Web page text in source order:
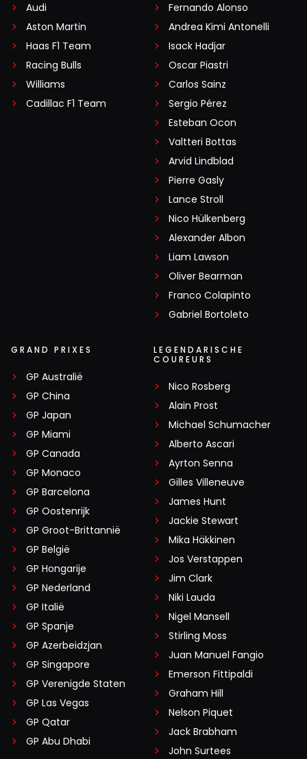
Audi
Aston Martin
Haas F1 Team
Racing Bulls
Williams
Cadillac F1 Team
Fernando Alonso
Andrea Kimi Antonelli
Isack Hadjar
Oscar Piastri
Carlos Sainz
Sergio Pérez
Esteban Ocon
Valtteri Bottas
Arvid Lindblad
Pierre Gasly
Lance Stroll
Nico Hülkenberg
Alexander Albon
Liam Lawson
Oliver Bearman
Franco Colapinto
Gabriel Bortoleto
GRAND PRIXES
GP Australië
GP China
GP Japan
GP Miami
GP Canada
GP Monaco
GP Barcelona
GP Oostenrijk
GP Groot-Brittannië
GP België
GP Hongarije
GP Nederland
GP Italië
GP Spanje
GP Azerbeidzjan
GP Singapore
GP Verenigde Staten
GP Las Vegas
GP Qatar
GP Abu Dhabi
LEGENDARISCHE
COUREURS
Nico Rosberg
Alain Prost
Michael Schumacher
Alberto Ascari
Ayrton Senna
Gilles Villeneuve
James Hunt
Jackie Stewart
Mika Häkkinen
Jos Verstappen
Jim Clark
Niki Lauda
Nigel Mansell
Stirling Moss
Juan Manuel Fangio
Emerson Fittipaldi
Graham Hill
Nelson Piquet
Jack Brabham
John Surtees